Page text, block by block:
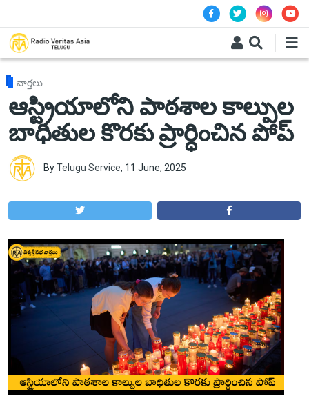
వార్తలు
ఆస్ట్రియాలోని పాఠశాల కాల్పుల
బాధితుల కొరకు ప్రార్ధించిన పోప్
ByTelugu Service, 11 June, 2025